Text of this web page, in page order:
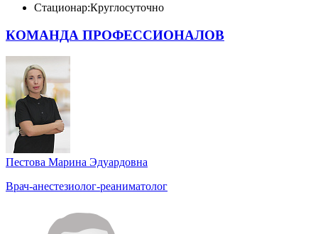
Стационар:Круглосуточно
КОМАНДА ПРОФЕССИОНАЛОВ
Пестова Марина Эдуардовна
Врач-анестезиолог-реаниматолог